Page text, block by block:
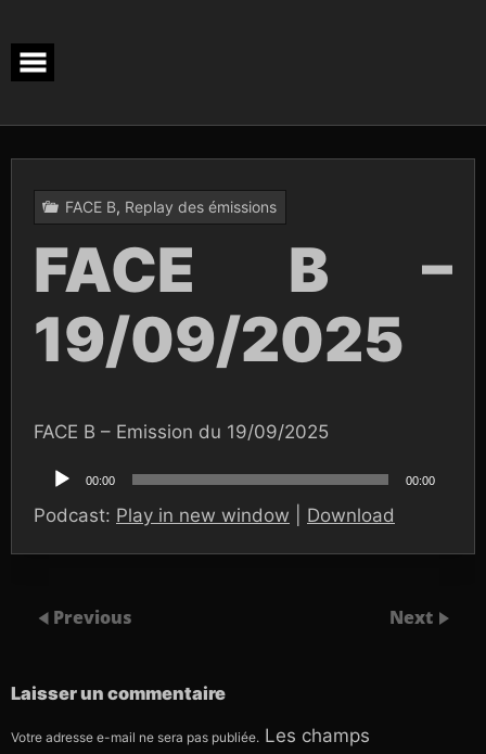
content
FACE B, Replay des émissions
FACE B –
19/09/2025
FACE B – Emission du 19/09/2025
audio
00:00 00:00
Podcast: Play in new window Download
Previous Next
Laisser un commentaire
Votre adresse e-mail ne sera pas publiée. Les champs